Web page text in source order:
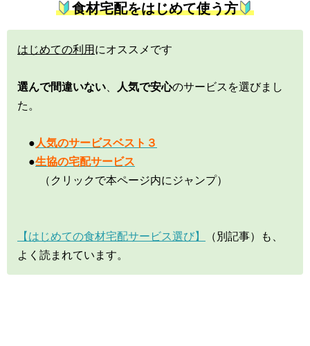
食材宅配をはじめて使う方
はじめての利用 にオススメです
選んで間違いない 人気で安心のサービスを選びまし
た。
● 人気のサービスベスト３
●生協の宅配サービス
（クリックで本ページ内にジャンプ）
【はじめての食材宅配サービス選び】
（別記事）も、
よく読まれています。